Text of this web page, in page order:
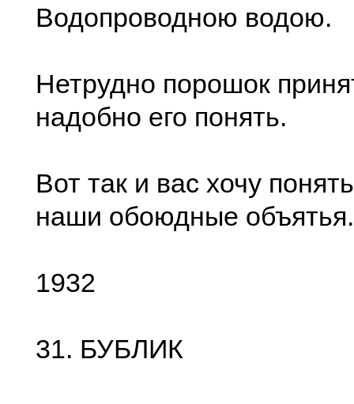
Водопроводною водою.
Нетрудно порошок
надобно его понять.
Вот так и вас хочу
наши обоюдные объятья.
1932
31. БУБЛИК